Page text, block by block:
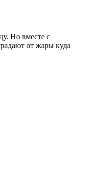
Но вместе с
от жары куда